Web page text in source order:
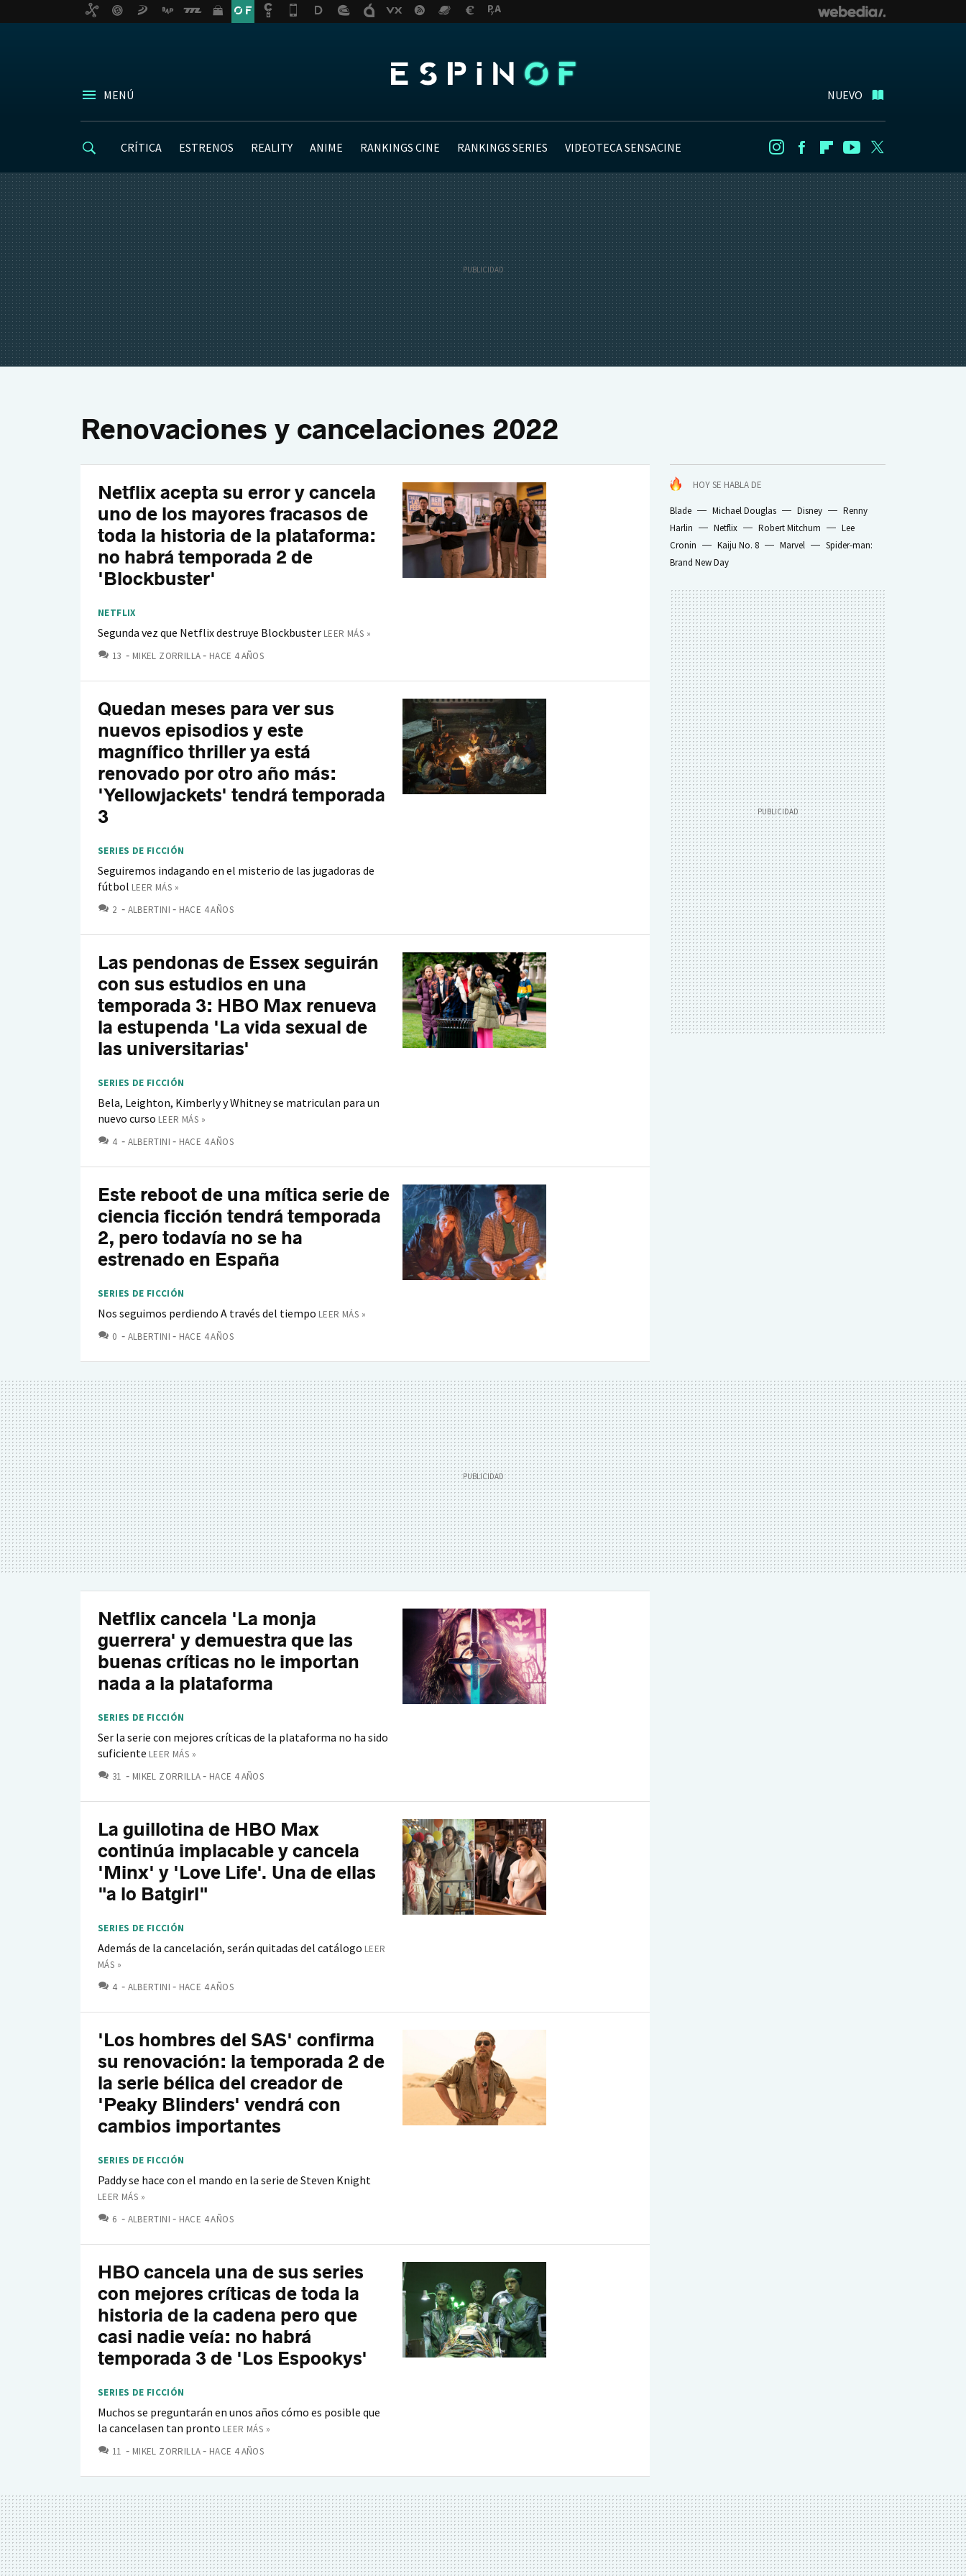
MENÚ NUEVO
CRÍTICA ESTRENOS REALITY ANIME RANKINGS CINE RANKINGS SERIES VIDEOTECA SENSACINE InstagramFacebookFlipboard
Youtube
Renovaciones y cancelaciones 2022
HOY SE HABLA DE
Blade Michael Douglas Disney
Renny
Harlin
Netflix Robert Mitchum
Lee
Cronin
Kaiju No. 8 Marvel
Spider-man:
Brand New Day
Netflix acepta su error y cancela
uno de los mayores fracasos de
toda la historia de la plataforma:
no habrá temporada 2 de
'Blockbuster'
NETFLIX
Segunda vez que Netflix destruye Blockbuster LEER MÁS »
13 COMENTARIOS
MIKEL ZORRILLA HACE 4 AÑOS
Quedan meses para ver sus
nuevos episodios y este
magnífico thriller ya está
renovado por otro año más:
'Yellowjackets' tendrá temporada
3
SERIES DE FICCIÓN
Seguiremos indagando en el misterio de las jugadoras de
fútbol LEER MÁS »
2 COMENTARIOS
ALBERTINI HACE 4 AÑOS
Las pendonas de Essex seguirán
con sus estudios en una
temporada 3: HBO Max renueva
la estupenda 'La vida sexual de
las universitarias'
SERIES DE FICCIÓN
Bela, Leighton, Kimberly y Whitney se matriculan para un
nuevo curso LEER MÁS »
4 COMENTARIOS
ALBERTINI HACE 4 AÑOS
Este reboot de una mítica serie de
ciencia ficción tendrá temporada
2, pero todavía no se ha
estrenado en España
SERIES DE FICCIÓN
Nos seguimos perdiendo A través del tiempo LEER MÁS »
0 COMENTARIOS
ALBERTINI HACE 4 AÑOS
Netflix cancela 'La monja
guerrera' y demuestra que las
buenas críticas no le importan
nada a la plataforma
SERIES DE FICCIÓN
Ser la serie con mejores críticas de la plataforma no ha sido
suficiente LEER MÁS »
31 COMENTARIOS
MIKEL ZORRILLA HACE 4 AÑOS
La guillotina de HBO Max
continúa implacable y cancela
'Minx' y 'Love Life'. Una de ellas
"a lo Batgirl"
SERIES DE FICCIÓN
Además de la cancelación, serán quitadas del catálogo LEER
MÁS »
4 COMENTARIOS
ALBERTINI HACE 4 AÑOS
'Los hombres del SAS' confirma
su renovación: la temporada 2 de
la serie bélica del creador de
'Peaky Blinders' vendrá con
cambios importantes
SERIES DE FICCIÓN
Paddy se hace con el mando en la serie de Steven Knight
LEER MÁS »
6 COMENTARIOS
ALBERTINI HACE 4 AÑOS
HBO cancela una de sus series
con mejores críticas de toda la
historia de la cadena pero que
casi nadie veía: no habrá
temporada 3 de 'Los Espookys'
SERIES DE FICCIÓN
Muchos se preguntarán en unos años cómo es posible que
la cancelasen tan pronto LEER MÁS »
11 COMENTARIOS
MIKEL ZORRILLA HACE 4 AÑOS